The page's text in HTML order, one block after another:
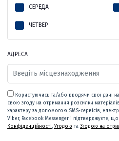
СЕРЕДА
ЧЕТВЕР
АДРЕСА
Користуючись та/або вводячи свої дані
свою згоду на отримання розсилки
характеру за допомогою SMS-сервісів,
Viber, Facebook Messenger і підтверджуєте,
Конфіденційності, Угодою та Згодою на